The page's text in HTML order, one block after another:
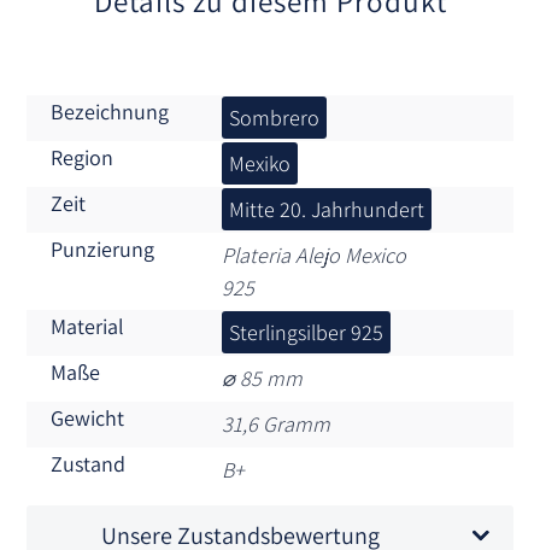
Bezeichnung
Sombrero
Region
Mexiko
Zeit
Mitte 20. Jahrhundert
Punzierung
Plateria Alejo Mexico
925
Material
Sterlingsilber 925
Maße
⌀ 85 mm
Gewicht
31,6 Gramm
Zustand
B+
Unsere Zustandsbewertung